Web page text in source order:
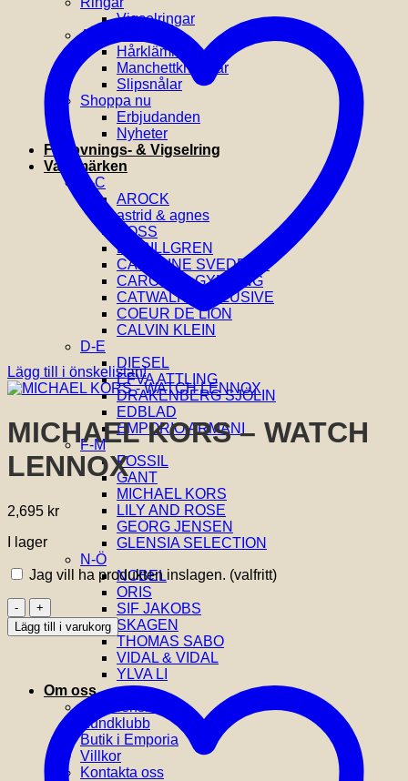
Vigselringar
Accessoarer
Hårklämmor
Manchettknappar
Slipsnålar
Shoppa nu
Erbjudanden
Nyheter
Förlovnings- & Vigselring
Varumärken
A-C
AROCK
astrid & agnes
BOSS
BY BILLGREN
CAROLINE SVEDBOM
CAROLINA GYNNING
CATWALK EXCLUSIVE
COEUR DE LION
CALVIN KLEIN
D-E
DIESEL
EFVA ATTLING
DRAKENBERG SJÖLIN
EDBLAD
EMPORIO ARMANI
F-M
FOSSIL
GANT
MICHAEL KORS
LILY AND ROSE
GEORG JENSEN
GLENSIA SELECTION
N-Ö
NOBEL
ORIS
SIF JAKOBS
SKAGEN
THOMAS SABO
VIDAL & VIDAL
YLVA LI
Om oss
Om Glensia
Kundklubb
Butik i Emporia
Villkor
Kontakta oss
Lägg till i önskelistan!
MICHAEL KORS – WATCH
LENNOX
2,695 kr
I lager
Jag vill ha produkten inslagen. (valfritt)
MICHAEL
KORS
-
mängd
Lägg till i varukorg